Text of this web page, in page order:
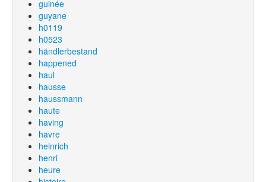
guinée
guyane
h0119
h0523
händlerbestand
happened
haul
hausse
haussmann
haute
having
havre
heinrich
henri
heure